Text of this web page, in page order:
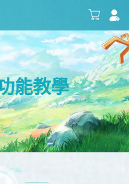
能教學